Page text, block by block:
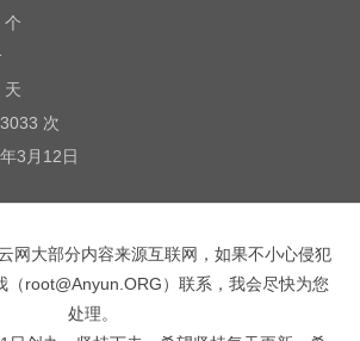
个
天
次
3月12日
网大部分内容来源互联网，如果不小心侵犯
（root@Anyun.ORG）联系，我会尽快为您
处理。